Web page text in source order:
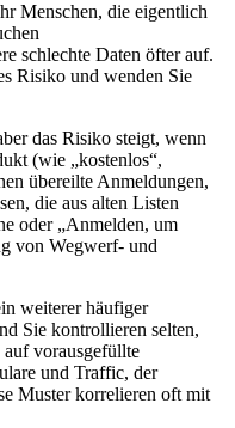
Menschen, die eigentlich
schlechte Daten öfter auf.
Risiko und wenden Sie
das Risiko steigt, wenn
(wie „kostenlos“,
übereilte Anmeldungen,
die aus alten Listen
oder „Anmelden, um
von Wegwerf‑ und
weiterer häufiger
Sie kontrollieren selten,
auf vorausgefüllte
und Traffic, der
Muster korrelieren oft mit